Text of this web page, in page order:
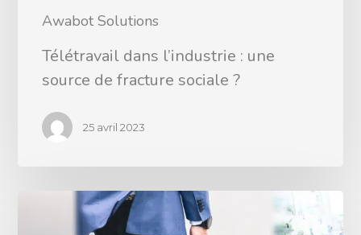
Awabot Solutions
Télétravail dans l’industrie : une
source de fracture sociale ?
25 avril 2023